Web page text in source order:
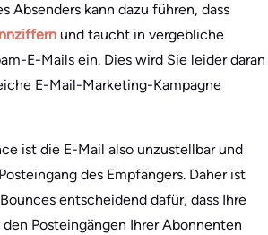
Absenders kann dazu führen, dass
und taucht in vergebliche
E-Mails ein. Dies wird Sie leider daran
E-Mail-Marketing-Kampagne
ist die E-Mail also unzustellbar und
des Empfängers. Daher ist
entscheidend dafür, dass Ihre
Posteingängen Ihrer Abonnenten